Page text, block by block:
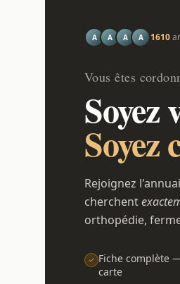
A A A A 1610
Vous êtes
Soyez
Soyez
Rejoignez
cherchent
orthopédie,
Fiche complète
carte